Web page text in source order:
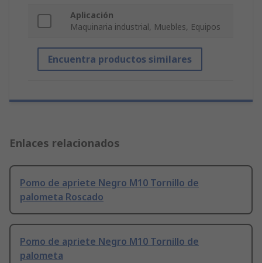
Aplicación
Maquinaria industrial, Muebles, Equipos
Encuentra productos similares
Enlaces relacionados
Pomo de apriete Negro M10 Tornillo de
palometa Roscado
Pomo de apriete Negro M10 Tornillo de
palometa